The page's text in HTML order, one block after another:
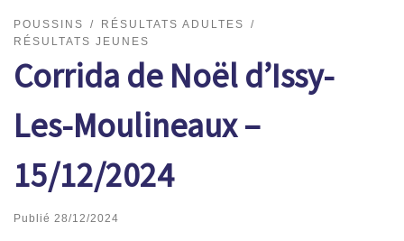
POUSSINS
RÉSULTATS ADULTES
RÉSULTATS JEUNES
Corrida de Noël d’Issy-
Les-Moulineaux –
15/12/2024
Publié 28/12/2024